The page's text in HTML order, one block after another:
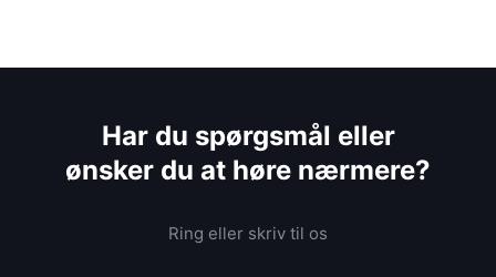
Har du spørgsmål eller
​ønsker du at høre nærmere?
Ring eller skriv til os